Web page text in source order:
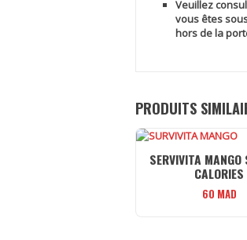
Veuillez
vous êtes
hors de la
PRODUITS
SERVIVITA MANGO
CALORIES
60 MAD